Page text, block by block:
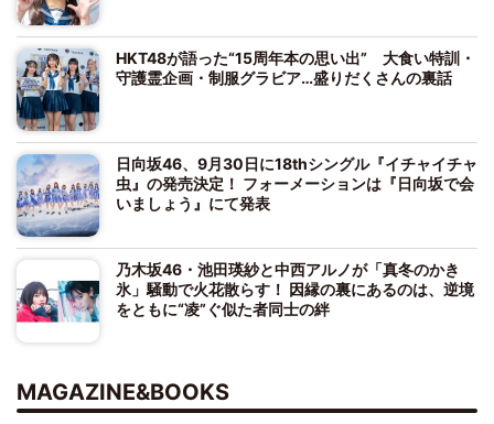
HKT48が語った“15周年本の思い出” 大食い特訓・
守護霊企画・制服グラビア…盛りだくさんの裏話
日向坂46、9月30日に18thシングル『イチャイチャ
虫』の発売決定！ フォーメーションは『日向坂で会
いましょう』にて発表
乃木坂46・池田瑛紗と中西アルノが「真冬のかき
氷」騒動で火花散らす！ 因縁の裏にあるのは、逆境
をともに“凌”ぐ似た者同士の絆
MAGAZINE&BOOKS